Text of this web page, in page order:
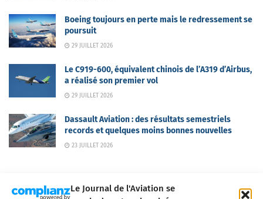
Le Journal de l'Aviation se
Boeing toujours en perte mais le redressement se
poursuit
29 JUILLET 2026
Le C919-600, équivalent chinois de l’A319 d’Airbus,
a réalisé son premier vol
29 JUILLET 2026
Dassault Aviation : des résultats semestriels
records et quelques moins bonnes nouvelles
23 JUILLET 2026